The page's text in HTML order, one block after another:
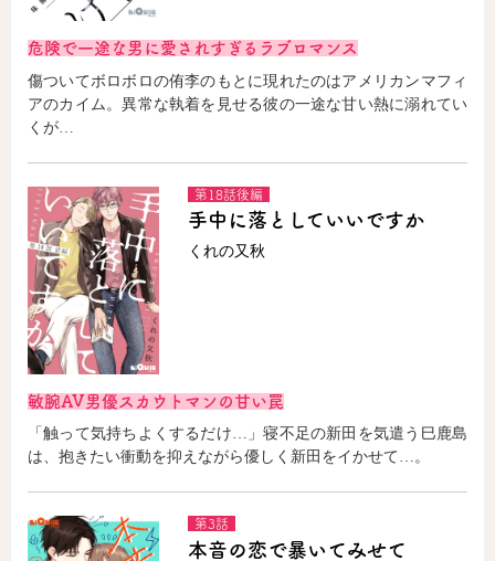
危険で一途な男に愛されすぎるラブロマンス
傷ついてボロボロの侑李のもとに現れたのはアメリカンマフィ
アのカイム。異常な執着を見せる彼の一途な甘い熱に溺れてい
くが…
第18話後編
手中に落としていいですか
くれの又秋
敏腕AV男優スカウトマンの甘い罠
「触って気持ちよくするだけ…」寝不足の新田を気遣う巳鹿島
は、抱きたい衝動を抑えながら優しく新田をイかせて…。
第3話
本音の恋で暴いてみせて